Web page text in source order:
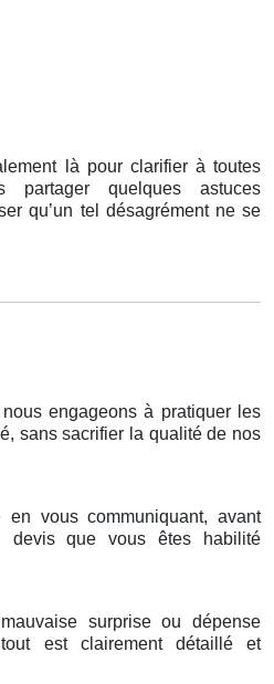
là pour clarifier à toutes
quelques astuces
qu’un tel désagrément ne se
engageons à pratiquer les
sans sacrifier la qualité de nos
vous communiquant, avant
devis que vous êtes habilité
surprise ou dépense
est clairement détaillé et